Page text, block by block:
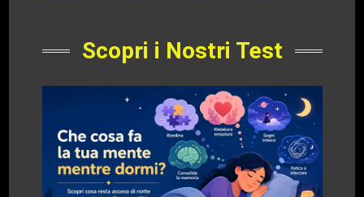
Scopri i Nostri Test